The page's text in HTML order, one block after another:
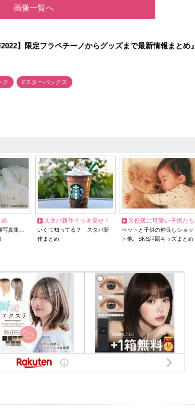
画像一覧へ
】限定フラペチーノからグッズまで最新情報まとめ』
ク #スターバックス
め
写真集…
スタバ新作イッキ見せ！
いくつ知ってる？ スタバ新
作まとめ
天使級に可愛い子供たち
ペットと子供の仲良しショッ
ト他、SNS話題キッズまとめ